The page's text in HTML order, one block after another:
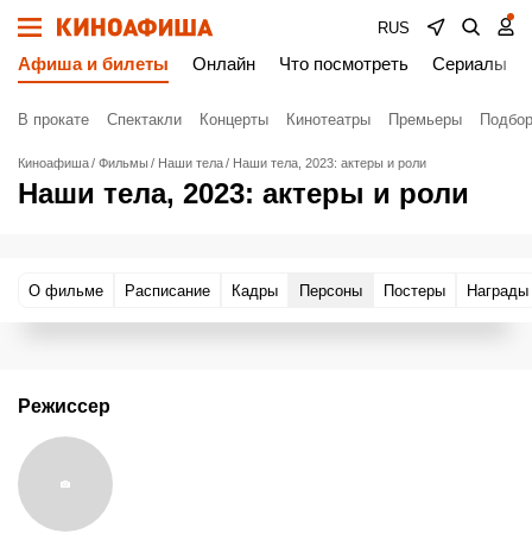
RUS
Афиша и билеты Онлайн Что посмотреть Сериалы
В прокате Спектакли Концерты Кинотеатры Премьеры
Киноафиша Фильмы Наши тела Наши тела, 2023: актеры и роли
Наши тела, 2023: актеры и роли
О фильме Расписание Кадры Персоны Постеры Награды
Режиссер